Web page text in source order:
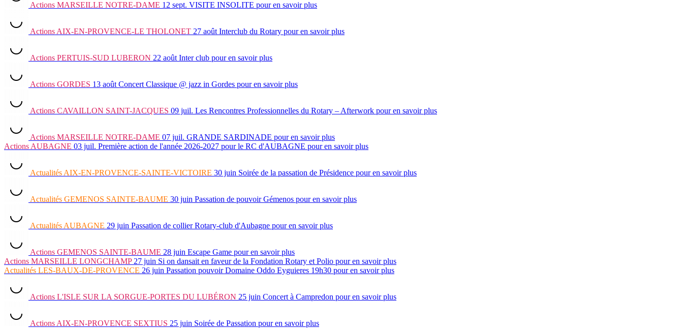
Actions MARSEILLE NOTRE-DAME 12 sept. VISITE INSOLITE pour en savoir plus
Actions AIX-EN-PROVENCE-LE THOLONET 27 août Interclub du Rotary pour en savoir plus
Actions PERTUIS-SUD LUBERON 22 août Inter club pour en savoir plus
Actions GORDES 13 août Concert Classique @ jazz in Gordes pour en savoir plus
Actions CAVAILLON SAINT-JACQUES 09 juil. Les Rencontres Professionnelles du Rotary – Afterwork pour en savoir plus
Actions MARSEILLE NOTRE-DAME 07 juil. GRANDE SARDINADE pour en savoir plus
Actions AUBAGNE 03 juil. Première action de l'année 2026-2027 pour le RC d'AUBAGNE pour en savoir plus
Actualités AIX-EN-PROVENCE-SAINTE-VICTOIRE 30 juin Soirée de la passation de Présidence pour en savoir plus
Actualités GEMENOS SAINTE-BAUME 30 juin Passation de pouvoir Gémenos pour en savoir plus
Actualités AUBAGNE 29 juin Passation de collier Rotary-club d'Aubagne pour en savoir plus
Actions GEMENOS SAINTE-BAUME 28 juin Escape Game pour en savoir plus
Actions MARSEILLE LONGCHAMP 27 juin Si on dansait en faveur de la Fondation Rotary et Polio pour en savoir plus
Actualités LES-BAUX-DE-PROVENCE 26 juin Passation pouvoir Domaine Oddo Eyguieres 19h30 pour en savoir plus
Actions L'ISLE SUR LA SORGUE-PORTES DU LUBÉRON 25 juin Concert à Campredon pour en savoir plus
Actions AIX-EN-PROVENCE SEXTIUS 25 juin Soirée de Passation pour en savoir plus